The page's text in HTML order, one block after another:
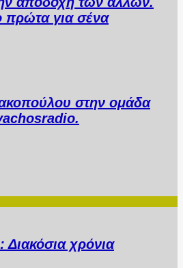
πρώτα για σένα
στην ομάδα
Διακόσια χρόνια